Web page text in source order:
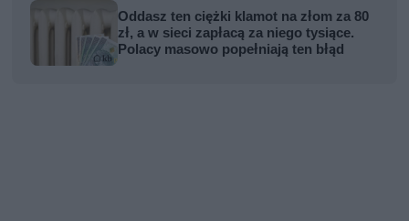
Oddasz ten ciężki klamot na złom za 80
zł, a w sieci zapłacą za niego tysiące.
Polacy masowo popełniają ten błąd